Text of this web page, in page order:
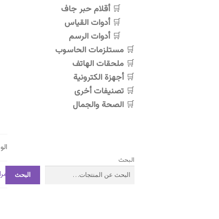
أقلام حبر جاف
أدوات القياس
أدوات الرسم
مستلزمات الحاسوب
ملحقات الهاتف
أجهزة الكترونية
تصنيفات أخرى
الصحة والجمال
البحث
البحث